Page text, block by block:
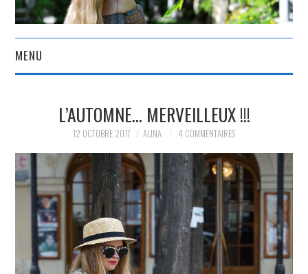
MENU
DANS MON BLOG, JE VEUX
PARTAGER MES
TROUVAILLES ET MES
ENVIES DANS LA MODE, LE
LUXE ET LA BEAUTÉ EN Y
L’AUTOMNE… MERVEILLEUX !!!
12 OCTOBRE 2017 ALINA 4 COMMENTAIRES